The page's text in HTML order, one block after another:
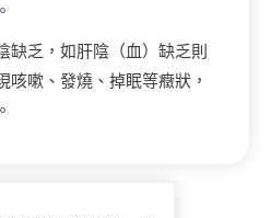
。
缺乏，如肝陰（血）缺乏則
咳嗽、發燒、掉眠等癥狀，